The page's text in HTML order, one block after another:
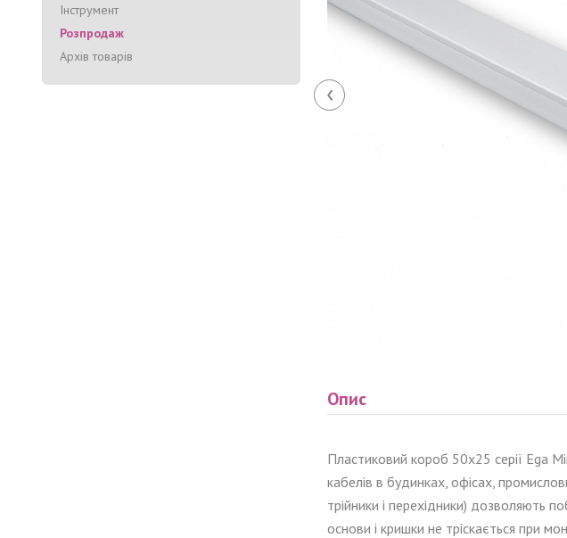
Інструмент
Розпродаж
Архів товарів
‹
Опис
Пластиковий короб 50x25 серії Ega
кабелів в будинках, офісах,
трійники і перехідники) дозволяють
основи і кришки не тріскається при